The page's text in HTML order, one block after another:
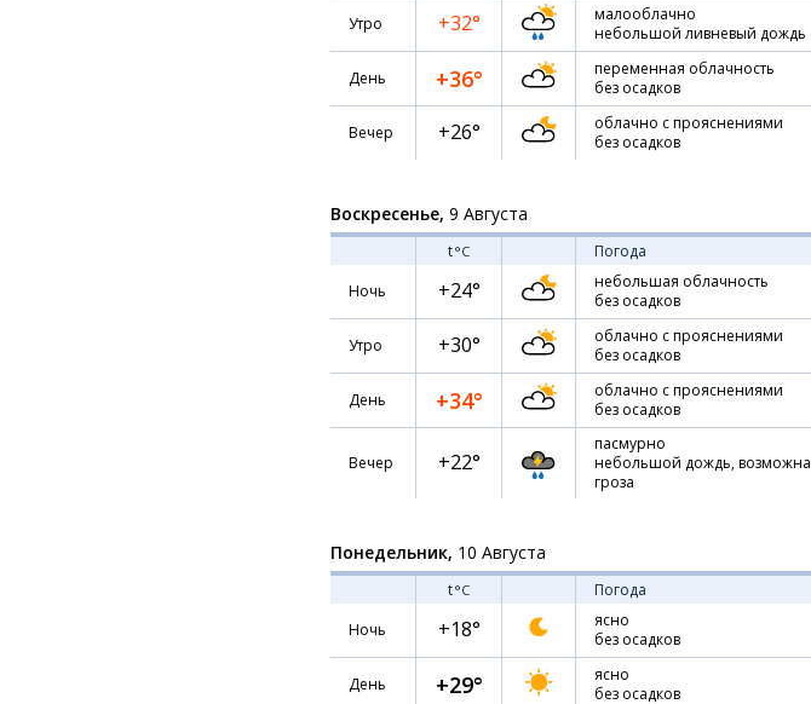
Утро +32°
малооблачно
небольшой ливневый дождь
День +36°
переменная облачность
без осадков
Вечер +26°
облачно с прояснениями
без осадков
Воскресенье, 9 Августа
t°C Погода
Ночь
+24°
небольшая облачность
без осадков
Утро +30°
облачно с прояснениями
без осадков
День +34°
облачно с прояснениями
без осадков
Вечер +22°
пасмурно
небольшой дождь, возможна
гроза
Понедельник, 10 Августа
t°C Погода
Ночь
+18°
ясно
без осадков
День +29°
ясно
без осадков